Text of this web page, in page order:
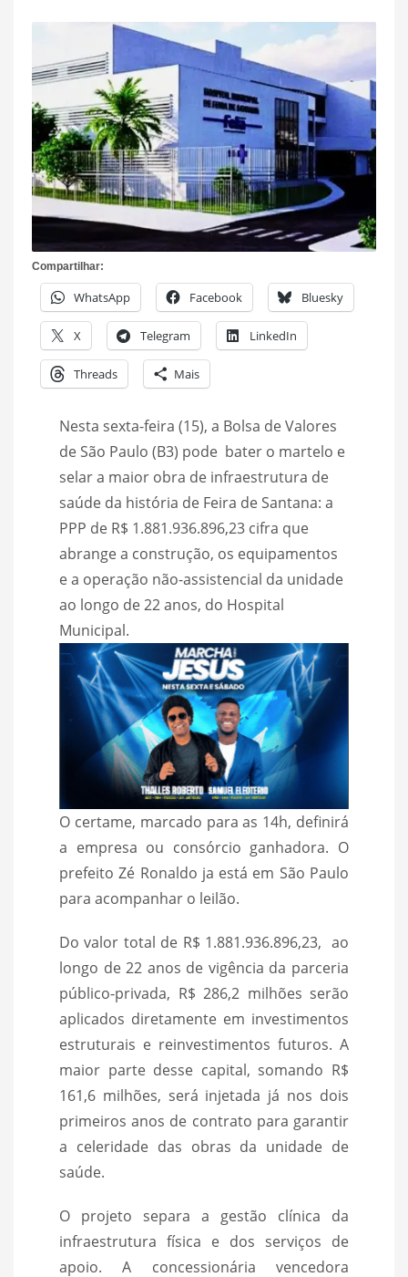
Compartilhar:
WhatsApp Facebook Bluesky
X Telegram LinkedIn
Threads Mais
Nesta sexta-feira (15), a Bolsa de Valores
de São Paulo (B3) pode bater o martelo e
selar a maior obra de infraestrutura de
saúde da história de Feira de Santana: a
PPP de R$ 1.881.936.896,23 cifra que
abrange a construção, os equipamentos
e a operação não-assistencial da unidade
ao longo de 22 anos, do Hospital
Municipal.
O certame, marcado para as 14h, definirá
a empresa ou consórcio ganhadora. O
prefeito Zé Ronaldo ja está em São Paulo
para acompanhar o leilão.
Do valor total de R$ 1.881.936.896,23, ao
longo de 22 anos de vigência da parceria
público-privada, R$ 286,2 milhões serão
aplicados diretamente em investimentos
estruturais e reinvestimentos futuros. A
maior parte desse capital, somando R$
161,6 milhões, será injetada já nos dois
primeiros anos de contrato para garantir
a celeridade das obras da unidade de
saúde.
O projeto separa a gestão clínica da
infraestrutura física e dos serviços de
apoio. A concessionária vencedora